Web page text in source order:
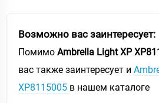
Возможно вас заинтересует:
Помимо Ambrella Light XP
вас также заинтересует и
XP8115005 в нашем каталоге